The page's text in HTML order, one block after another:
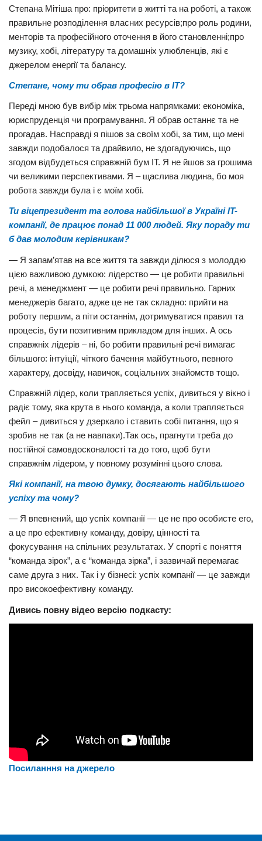
Степана Мітіша про: пріоритети в житті та на роботі, а також
правильне розподілення власних ресурсів;про роль родини,
менторів та професійного оточення в його становленні;про
музику, хобі, літературу та домашніх улюбленців, які є
джерелом енергії та балансу.
Степане, чому ти обрав професію в IT?
Переді мною був вибір між трьома напрямками: економіка,
юриспруденція чи програмування. Я обрав останнє та не
прогадав. Насправді я пішов за своїм хобі, за тим, що мені
завжди подобалося та драйвило, не здогадуючись, що
згодом відбудеться справжній бум IT. Я не йшов за грошима
чи великими перспективами. Я – щаслива людина, бо моя
робота завжди була і є моїм хобі.
Ти віцепрезидент та голова найбільшої в Україні IT-
компанії, де працює понад 11 000 людей. Яку пораду ти
б дав молодим керівникам?
— Я запам’ятав на все життя та завжди ділюся з молоддю
цією важливою думкою: лідерство — це робити правильні
речі, а менеджмент — це робити речі правильно. Гарних
менеджерів багато, адже це не так складно: прийти на
роботу першим, а піти останнім, дотримуватися правил та
процесів, бути позитивним прикладом для інших. А ось
справжніх лідерів – ні, бо робити правильні речі вимагає
більшого: інтуїції, чіткого бачення майбутнього, певного
характеру, досвіду, навичок, соціальних знайомств тощо.
Справжній лідер, коли трапляється успіх, дивиться у вікно і
радіє тому, яка крута в нього команда, а коли трапляється
фейл – дивиться у дзеркало і ставить собі питання, що я
зробив не так (а не навпаки).Так ось, прагнути треба до
постійної самовдосконалості та до того, щоб бути
справжнім лідером, у повному розумінні цього слова.
Які компанії, на твою думку, досягають найбільшого
успіху та чому?
— Я впевнений, що успіх компанії — це не про особисте его,
а це про ефективну команду, довіру, цінності та
фокусування на спільних результатах. У спорті є поняття
“команда зірок”, а є “команда зірка”, і зазвичай перемагає
саме друга з них. Так і у бізнесі: успіх компанії — це завжди
про високоефективну команду.
Дивись повну відео версію подкасту:
Посиланння на джерело